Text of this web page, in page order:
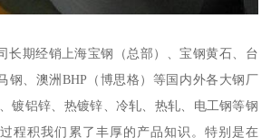
长期经销上海宝钢（总部）、宝钢黄石、台
钢、澳洲BHP（博思格）等国内外各大钢厂
镀铝锌、热镀锌、冷轧、热轧、电工钢等钢
程积我们累了丰厚的产品知识。特别是在